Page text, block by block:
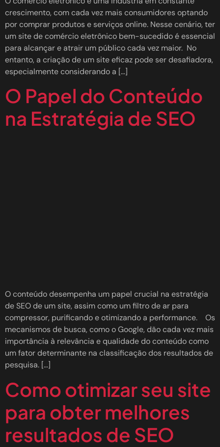
crescimento, com cada vez mais consumidores optando
por comprar produtos e serviços online. Nesse cenário, ter
um site de comércio eletrônico bem-sucedido é essencial
para alcançar e atrair um público cada vez maior. No
entanto, a criação de um site eficaz pode ser desafiadora,
especialmente considerando a […]
O Papel do Conteúdo
na Estratégia de SEO
O conteúdo desempenha um papel crucial na estratégia
de SEO de um site, assim como um filtro de ar para
compressor, purificando e otimizando a performance. Os
mecanismos de busca, como o Google, dão cada vez mais
importância à relevância e qualidade do conteúdo como
um fator determinante na classificação dos resultados de
pesquisa. […]
Como otimizar seu site
para obter melhores
resultados de SEO